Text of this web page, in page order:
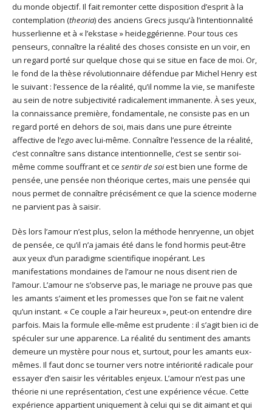
du monde objectif. Il fait remonter cette disposition d’esprit à la
contemplation (theoria) des anciens Grecs jusqu’à l’intentionnalité
husserlienne et à « l’ekstase » heideggérienne. Pour tous ces
penseurs, connaître la réalité des choses consiste en un voir, en
un regard porté sur quelque chose qui se situe en face de moi. Or,
le fond de la thèse révolutionnaire défendue par Michel Henry est
le suivant : l’essence de la réalité, qu’il nomme la vie, se manifeste
au sein de notre subjectivité radicalement immanente. À ses yeux,
la connaissance première, fondamentale, ne consiste pas en un
regard porté en dehors de soi, mais dans une pure étreinte
affective de l’ego avec lui-même. Connaître l’essence de la réalité,
c’est connaître sans distance intentionnelle, c’est se sentir soi-
même comme souffrant et ce sentir de soiest bien une forme de
pensée, une pensée non théorique certes, mais une pensée qui
nous permet de connaître précisément ce que la science moderne
ne parvient pas à saisir.
Dès lors l’amour n’est plus, selon la méthode henryenne, un objet
de pensée, ce qu’il n’a jamais été dans le fond hormis peut-être
aux yeux d’un paradigme scientifique inopérant. Les
manifestations mondaines de l’amour ne nous disent rien de
l’amour. L’amour ne s’observe pas, le mariage ne prouve pas que
les amants s’aiment et les promesses que l’on se fait ne valent
qu’un instant. « Ce couple a l’air heureux », peut-on entendre dire
parfois. Mais la formule elle-même est prudente : il s’agit bien ici de
spéculer sur une apparence. La réalité du sentiment des amants
demeure un mystère pour nous et, surtout, pour les amants eux-
mêmes. Il faut donc se tourner vers notre intériorité radicale pour
essayer d’en saisir les véritables enjeux. L’amour n’est pas une
théorie ni une représentation, c’est une expérience vécue. Cette
expérience appartient uniquement à celui qui se dit aimant et qui